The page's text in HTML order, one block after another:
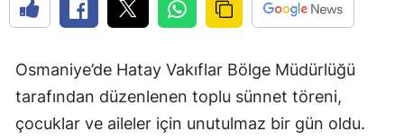
Osmaniye’de Hatay Vakıflar Bölge Müdürlüğü
tarafından düzenlenen toplu sünnet töreni,
çocuklar ve aileler için unutulmaz bir gün oldu.